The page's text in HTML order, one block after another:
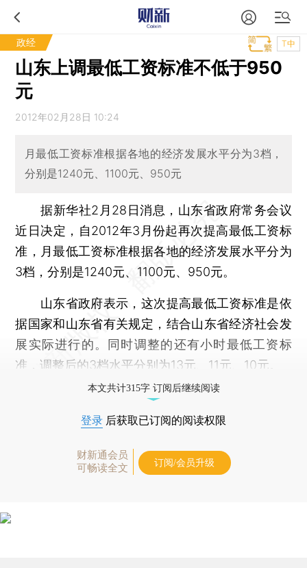
政经 T中
山东上调最低工资标准不低于950
元
2012年02月28日 10:24
月最低工资标准根据各地的经济发展水平分为3档，
分别是1240元、1100元、950元
据新华社2月28日消息，山东省政府常务会议
近日决定，自2012年3月份起再次提高最低工资标
准，月最低工资标准根据各地的经济发展水平分为
3档，分别是1240元、1100元、950元。
山东省政府表示，这次提高最低工资标准是依
据国家和山东省有关规定，结合山东省经济社会发
展实际进行的。同时调整的还有小时最低工资标
准，调整后的3档水平分别为13元、11元、10元。
本文共计315字 订阅后继续阅读
登录 后获取已订阅的阅读权限
财新通会员
可畅读全文
订阅/会员升级